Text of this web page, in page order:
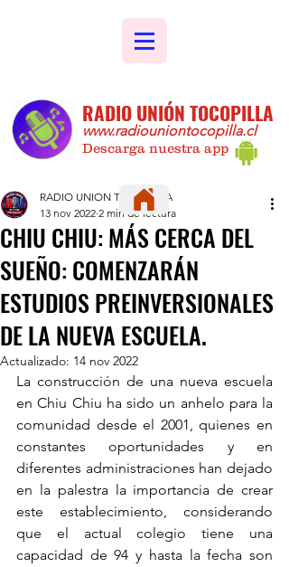
RADIO UNIÓN TOCOPILLA
www.radiouniontocopilla.cl
Descarga nuestra app
CHIU CHIU: MÁS CERCA DEL
SUEÑO: COMENZARÁN
ESTUDIOS PREINVERSIONALES
DE LA NUEVA ESCUELA.
RADIO UNION TOCOPILLA
13 nov 2022 2 min de lectura
Actualizado: 14 nov 2022
La construcción de una nueva escuela
en Chiu Chiu ha sido un anhelo para la
comunidad desde el 2001, quienes en
constantes oportunidades y en
diferentes administraciones han dejado
en la palestra la importancia de crear
este establecimiento, considerando
que el actual colegio tiene una
capacidad de 94 y hasta la fecha son